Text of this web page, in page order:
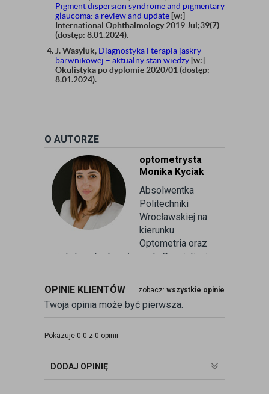
Pigment dispersion syndrome and pigmentary
glaucoma: a review and update [w:]
International Ophthalmology 2019 Jul;39(7)
(dostęp: 8.01.2024).
J. Wasyluk, Diagnostyka i terapia jaskry
barwnikowej – aktualny stan wiedzy [w:]
Okulistyka po dyplomie 2020/01 (dostęp:
8.01.2024).
O AUTORZE
optometrysta
Monika Kyciak
Absolwentka
Politechniki
Wrocławskiej na
kierunku
Optometria oraz
wielu kursów branżowych. Specjalizuje
kontaktologii, czyli dobieraniu
soczewek kontaktowych miękkich. Od
ponad 10 lat pracuje w branży
optometrysta pracujący w gabinecie.
badania wad refrakcji, dobierając
OPINIE KLIENTÓW zobacz: wszystkie opinie
Twoja opinia może być pierwsza.
Pokazuje 0-0 z 0 opinii
DODAJ OPINIĘ